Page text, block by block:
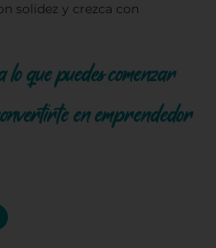
solidez y crezca con
que puedes comenzar
en emprendedor